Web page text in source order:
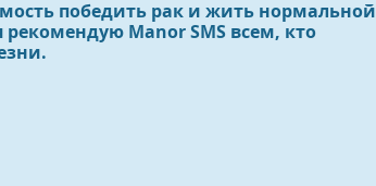
победить рак и жить нормальной
Manor SMS всем, кто